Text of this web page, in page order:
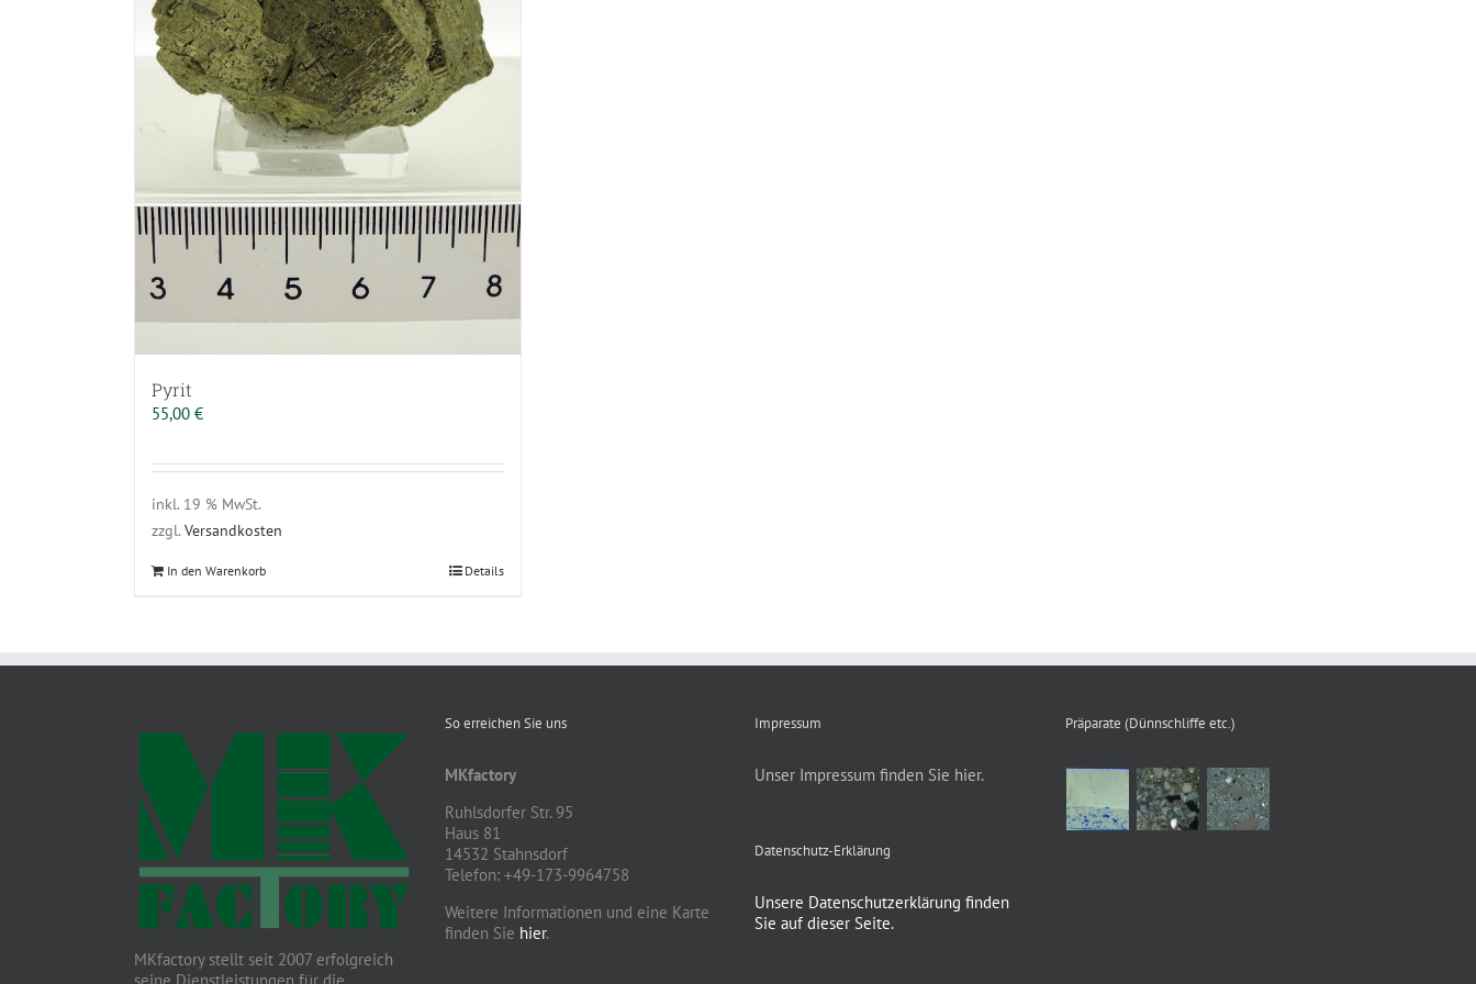
Pyrit
55,00 €
inkl. 19 % MwSt.
zzgl. Versandkosten
In den Warenkorb Details
MKfactory stellt seit 2007 erfolgreich
So erreichen Sie uns
MKfactory
Ruhlsdorfer Str. 95
Haus 81
14532 Stahnsdorf
Telefon: +49-173-9964758
Weitere Informationen und eine Karte
finden Sie hier.
Impressum
Unser Impressum finden Sie hier.
Datenschutz-Erklärung
Unsere Datenschutzerklärung finden
Sie auf dieser Seite.
Präparate (Dünnschliffe etc.)